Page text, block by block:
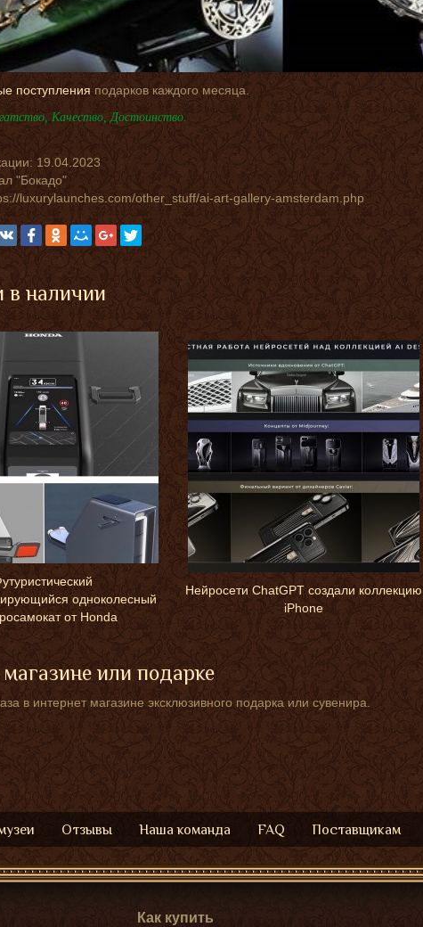
поступленияподарков каждого месяца.
Качество, Достоинство.
19.04.2023
"Бокадо"
luxurylaunches.com/other_stuff/ai-art-gallery-amsterdam.php
в наличии
одноколесный
от Honda
Нейросети ChatGPT создали коллекцию
iPhone
или подарке
в интернет магазине эксклюзивного подарка или сувенира.
Отзывы Наша команда FAQ Поставщикам
Как купить